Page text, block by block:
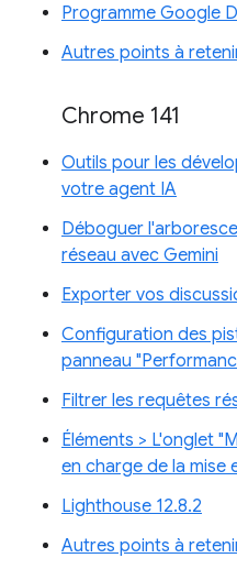
Programme Google
Autres points à
Chrome 141
Outils pour les
votre agent IA
Déboguer
réseau avec Gemini
Exporter vos
Configuration des
panneau
Filtrer les requêtes
Éléments > L'onglet
en charge de la mise
Lighthouse 12.8.2
Autres points à